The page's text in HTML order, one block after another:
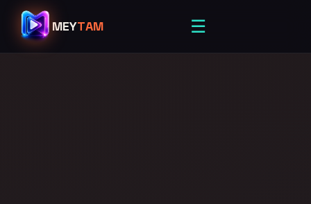
MEYTAM ☰